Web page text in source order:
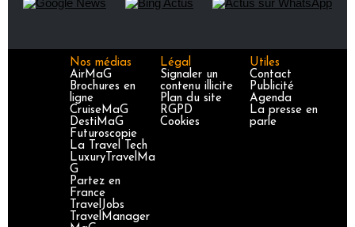
Nos médias
AirMaG
Brochures en
ligne
CruiseMaG
DestiMaG
Futuroscopie
La Travel Tech
LuxuryTravelMa
G
Partez en
France
TravelJobs
TravelManager
Légal
Signaler un
contenu illicite
Plan du site
RGPD
Cookies
Utiles
Contact
Publicité
Agenda
La presse en
parle